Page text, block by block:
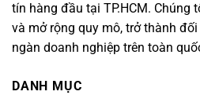
tín hàng đầu tại TP.HCM. Chúng
và mở rộng quy mô, trở thành
ngàn doanh nghiệp trên toàn
DANH MỤC